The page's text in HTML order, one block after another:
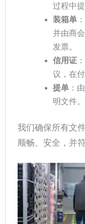
过程中提
装箱单
并由商
发票。
信用证
议，在
提单：
明文件。
我们确保所有文
顺畅、安全，并